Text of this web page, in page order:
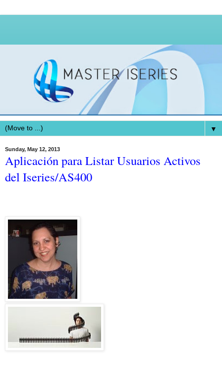
▼
Sunday, May 12, 2013
Aplicación para Listar Usuarios Activos
del Iseries/AS400